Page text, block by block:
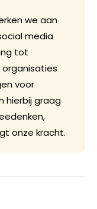
we aan
media
tot
voor
hierbij graag
onze kracht.